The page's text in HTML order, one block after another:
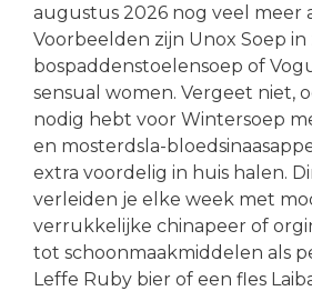
augustus 2026 nog veel meer
Voorbeelden zijn Unox Soep in
bospaddenstoelensoep of
sensual women. Vergeet niet,
nodig hebt voor Wintersoep
en mosterdsla-
extra voordelig in huis halen.
verleiden je elke week met
verrukkelijke chinapeer of
tot schoonmaakmiddelen als
Leffe Ruby bier of een fles